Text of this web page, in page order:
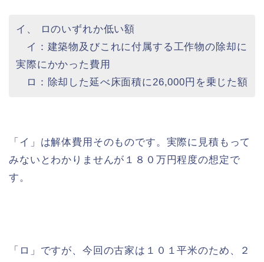
イ、 ロのいずれか低い額
イ：建築物及びこれに付属する工作物の除却に
実際にかかった費用
ロ：除却した延べ床面積に26,000円を乗じた額
「イ」は解体費用そのものです。実際に見積もって
みないとわかりませんが１８０万円程度の想定で
す。
「ロ」ですが、今回の古家は１０１平米のため、２